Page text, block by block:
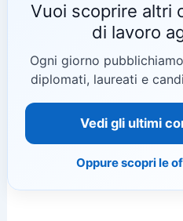
Vuoi scoprire altri
di lavoro
Ogni giorno
diplomati, laureati e
Vedi gli ultimi
Oppure scopri le